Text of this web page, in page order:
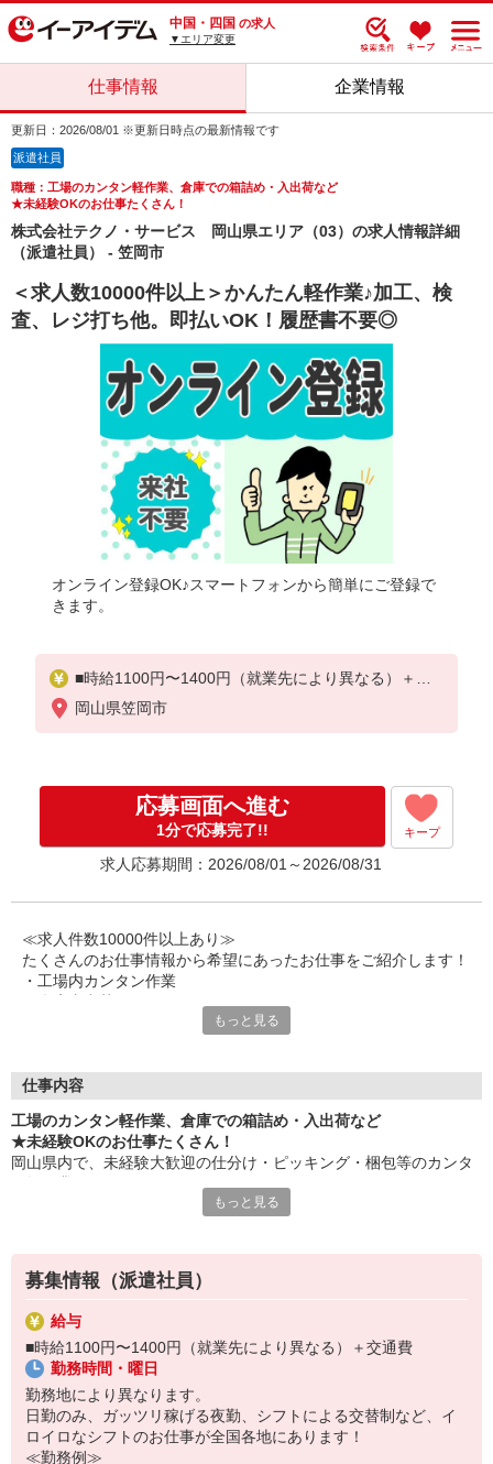
中国・四国 の求人
▼エリア変更
仕事情報 企業情報
更新日：2026/08/01 ※更新日時点の最新情報です
派遣社員
職種：工場のカンタン軽作業、倉庫での箱詰め・入出荷など
★未経験OKのお仕事たくさん！
株式会社テクノ・サービス 岡山県エリア（03）の求人情報詳細
（派遣社員） - 笠岡市
＜求人数10000件以上＞かんたん軽作業♪加工、検
査、レジ打ち他。即払いOK！履歴書不要◎
オンライン登録OK♪スマートフォンから簡単にご登録で
きます。
■時給1100円〜1400円（就業先により異なる）＋交
通費
岡山県笠岡市
応募画面へ進む
1分で応募完了!! キープ
求人応募期間：2026/08/01～2026/08/31
≪求人件数10000件以上あり≫
たくさんのお仕事情報から希望にあったお仕事をご紹介します！
・工場内カンタン作業
≪性別問わずご活躍中！≫
車通勤・バイク通勤OKも多数あり！「交通費支給OK！」
自宅から通いやすいお仕事お探しの方もぜひご登録下さい☆
勤務実績に応じて給与の一部を給料日前にお支払いOK
※原則月払いでの給与支払です。
＜あんしん資格取得制度＞
就業中の方にはフォークリフト・クレーン・玉掛け・溶接の資格
取得を全力サポート！講習料・受験料を全額当社負担します。
もっと見る
仕事内容
工場のカンタン軽作業、倉庫での箱詰め・入出荷など
★未経験OKのお仕事たくさん！
岡山県内で、未経験大歓迎の仕分け・ピッキング・梱包等のカンタ
もっと見る
募集情報（派遣社員）
給与
■時給1100円〜1400円（就業先により異なる）＋交通費
勤務時間・曜日
勤務地により異なります。
日勤のみ、ガッツリ稼げる夜勤、シフトによる交替制など、イ
ロイロなシフトのお仕事が全国各地にあります！
≪勤務例≫